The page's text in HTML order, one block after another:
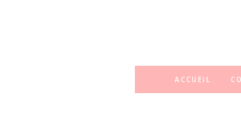
ACCUEIL